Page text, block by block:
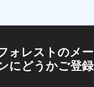
ォレストのメー
にどうかご登録